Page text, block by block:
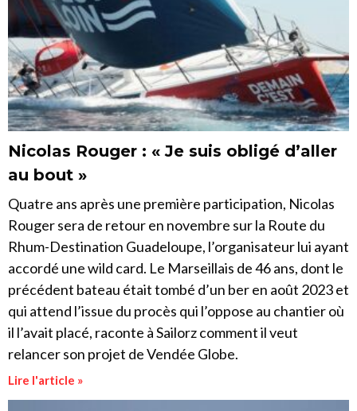
Nicolas Rouger : « Je suis obligé d’aller
au bout »
Quatre ans après une première participation, Nicolas
Rouger sera de retour en novembre sur la Route du
Rhum-Destination Guadeloupe, l’organisateur lui ayant
accordé une wild card. Le Marseillais de 46 ans, dont le
précédent bateau était tombé d’un ber en août 2023 et
qui attend l’issue du procès qui l’oppose au chantier où
il l’avait placé, raconte à Sailorz comment il veut
relancer son projet de Vendée Globe.
Lire l'article »